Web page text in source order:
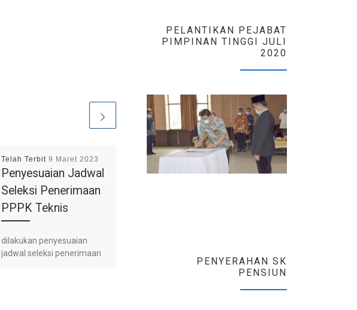
Telah Terbit 9 Maret 2023
Penyesuaian Jadwal
Seleksi Penerimaan
PPPK Teknis
dilakukan penyesuaian
jadwal seleksi penerimaan
Telah Terbit
2023
Sebanyak 812 Calon PPPK
PELANTIKAN PEJABAT
PIMPINAN TINGGI JULI
2020
PENYERAHAN SK
PENSIUN